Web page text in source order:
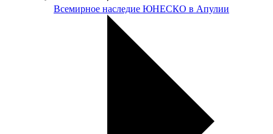
Всемирное наследие ЮНЕСКО в Апулии